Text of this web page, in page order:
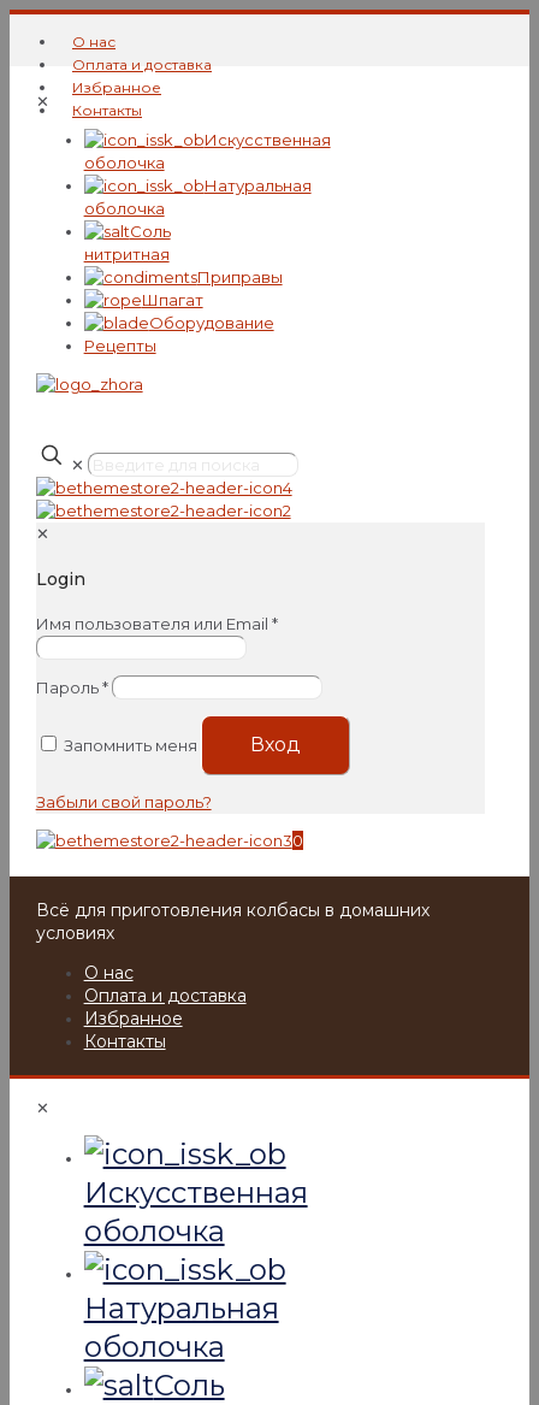
О нас
Оплата и доставка
Избранное
Контакты
✕
Искусcтвенная
оболочка
Натуральная
оболочка
Соль
нитритная
Приправы
Шпагат
Оборудование
Рецепты
✕
✕
Login
Имя пользователя или Email *
Пароль*
Запомнить меня Вход
Забыли свой пароль?
0
Всё для приготовления колбасы в домашних
условиях
О нас
Оплата и доставка
Избранное
Контакты
✕
Искусcтвенная
оболочка
Натуральная
оболочка
Соль